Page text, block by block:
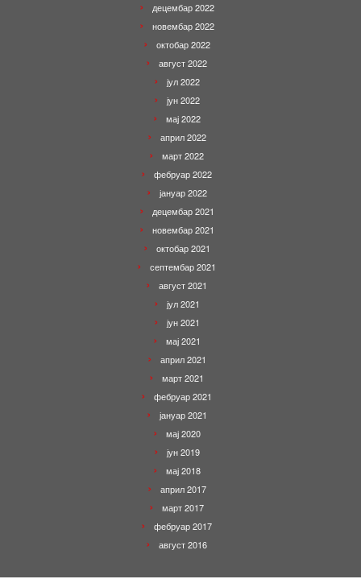
децембар 2022
новембар 2022
октобар 2022
август 2022
јул 2022
јун 2022
мај 2022
април 2022
март 2022
фебруар 2022
јануар 2022
децембар 2021
новембар 2021
октобар 2021
септембар 2021
август 2021
јул 2021
јун 2021
мај 2021
април 2021
март 2021
фебруар 2021
јануар 2021
мај 2020
јун 2019
мај 2018
април 2017
март 2017
фебруар 2017
август 2016